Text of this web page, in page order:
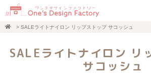
> SALEライトナイロン リップストップ サコッシュ
SALEライトナイロン リ
サコッシュ